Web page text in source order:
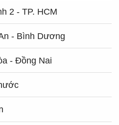
2 - TP. HCM
- Bình Dương
- Đồng Nai